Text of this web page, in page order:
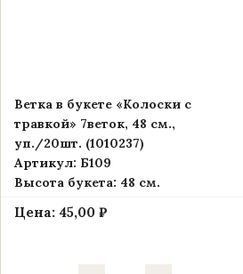
Ветка в букете «Колоски с
травкой» 7веток, 48 см.,
уп./20шт. (1010237)
Артикул: Б109
Высота букета: 48 см.
Цена: 45,00 ₽